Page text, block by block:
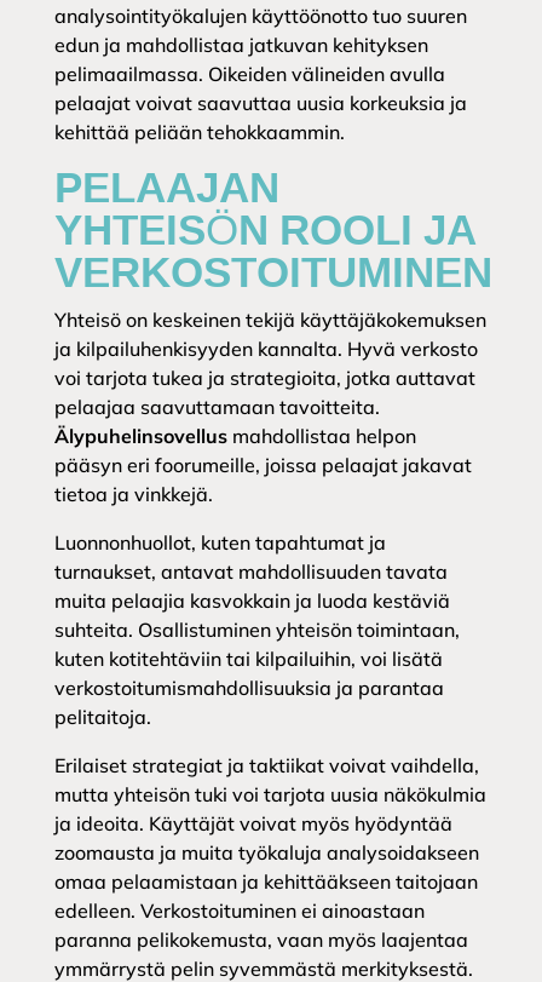
analysointityökalujen käyttöönotto tuo suuren
edun ja mahdollistaa jatkuvan kehityksen
pelimaailmassa. Oikeiden välineiden avulla
pelaajat voivat saavuttaa uusia korkeuksia ja
kehittää peliään tehokkaammin.
PELAAJAN
YHTEISÖN ROOLI JA
VERKOSTOITUMINEN
Yhteisö on keskeinen tekijä käyttäjäkokemuksen
ja kilpailuhenkisyyden kannalta. Hyvä verkosto
voi tarjota tukea ja strategioita, jotka auttavat
pelaajaa saavuttamaan tavoitteita.
Älypuhelinsovellusmahdollistaa helpon
pääsyn eri foorumeille, joissa pelaajat jakavat
tietoa ja vinkkejä.
Luonnonhuollot, kuten tapahtumat ja
turnaukset, antavat mahdollisuuden tavata
muita pelaajia kasvokkain ja luoda kestäviä
suhteita. Osallistuminen yhteisön toimintaan,
kuten kotitehtäviin tai kilpailuihin, voi lisätä
verkostoitumismahdollisuuksia ja parantaa
pelitaitoja.
Erilaiset strategiat ja taktiikat voivat vaihdella,
mutta yhteisön tuki voi tarjota uusia näkökulmia
ja ideoita. Käyttäjät voivat myös hyödyntää
zoomausta ja muita työkaluja analysoidakseen
omaa pelaamistaan ja kehittääkseen taitojaan
edelleen. Verkostoituminen ei ainoastaan
paranna pelikokemusta, vaan myös laajentaa
ymmärrystä pelin syvemmästä merkityksestä.